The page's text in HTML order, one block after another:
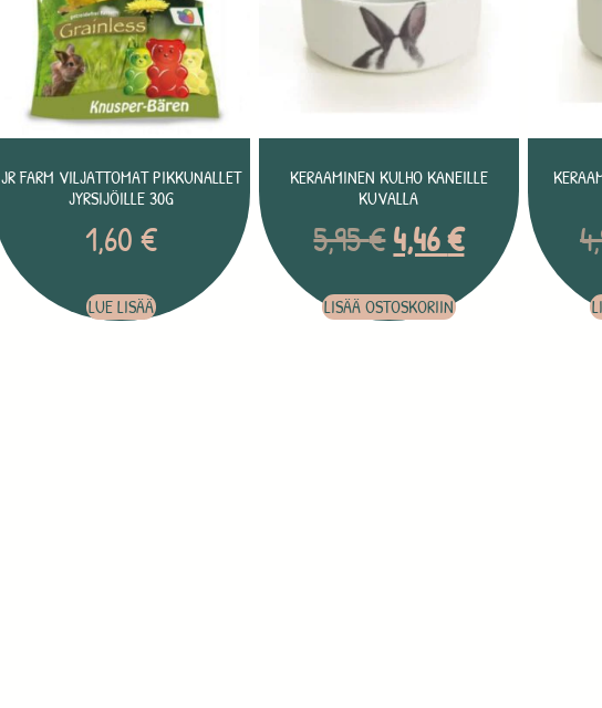
JR FARM VILJATTOMAT PIKKUNALLET
JYRSIJÖILLE 30G
1,60€
LUE LISÄÄ
KERAAMINEN KULHO KANEILLE
KUVALLA
5,95€4,46€
LISÄÄ OSTOSKORIIN